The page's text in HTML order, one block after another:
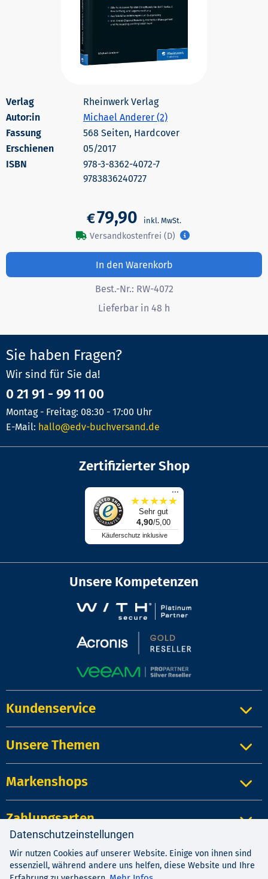
Rheinwerk Verlag
Autor:in
Michael Anderer (2)
568 Seiten, Hardcover
Erschienen
05/2017
978-3-8362-4072-7
9783836240727
€79,90
Versandkostenfrei (D)
In den Warenkorb
Best.-Nr.: RW-4072
Lieferbar in 48 h
Sie haben Fragen?
Wir sind für Sie da!
0 21 91 - 99 11 00
Montag - Freitag: 08:30 - 17:00 Uhr
E-Mail: hallo@edv-buchversand.de
Zertifizierter Shop
...
★★★★★
Sehr gut
4,90/5,00
Käuferschutz inklusive
Unsere Kompetenzen
Kundenservice
Unsere Themen
Markenshops
Zahlungsarten
Impressum| Kontakt| Datenschutz
| Widerrufsrecht
Datenschutzeinstellungen
Wir nutzen Cookies auf unserer Website. Einige von ihnen sind
essenziell, während andere uns helfen, diese Website und Ihre